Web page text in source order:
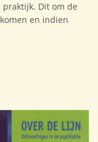
Dit om de
en indien